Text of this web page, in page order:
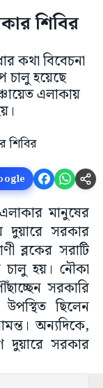
শিবির
কথা বিবেচনা
চালু হয়েছে
এলাকায়
মানুষের
দুয়ারে সরকার
ব্লকের সরাটি
চালু হয়। নৌকা
সরকারি
ছিলেন
অন্যদিকে,
দুয়ারে সরকার